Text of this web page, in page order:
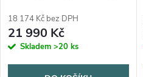
11 Home / šedá
18 174 Kč bez DPH
21 990 Kč
Skladem >20 ks